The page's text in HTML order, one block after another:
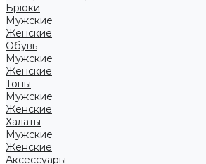
Брюки
Мужские
Женские
Обувь
Мужские
Женские
Топы
Мужские
Женские
Халаты
Мужские
Женские
Аксессуары